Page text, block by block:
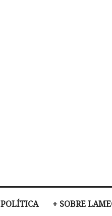
POLÍTICA + SOBRE